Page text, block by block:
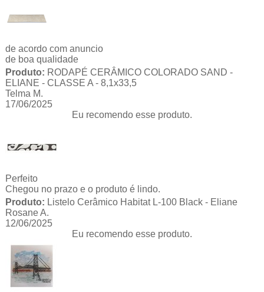
de acordo com anuncio
de boa qualidade
Produto: RODAPÉ CERÂMICO COLORADO SAND -
ELIANE - CLASSE A - 8,1x33,5
Telma M.
17/06/2025
Eu recomendo esse produto.
Perfeito
Chegou no prazo e o produto é lindo.
Produto: Listelo Cerâmico Habitat L-100 Black - Eliane
Rosane A.
12/06/2025
Eu recomendo esse produto.